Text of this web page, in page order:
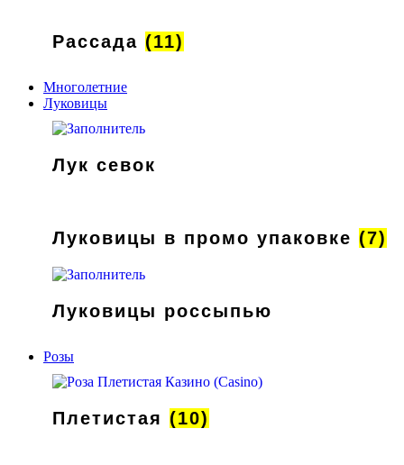
Рассада (11)
Многолетние
Луковицы
Лук севок
Луковицы в промо упаковке (7)
Луковицы россыпью
Розы
Плетистая (10)